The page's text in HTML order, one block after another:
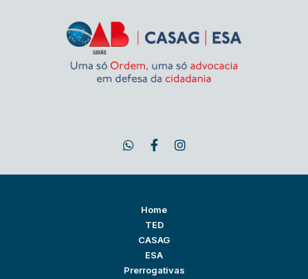
Home
TED
CASAG
ESA
Prerrogativas